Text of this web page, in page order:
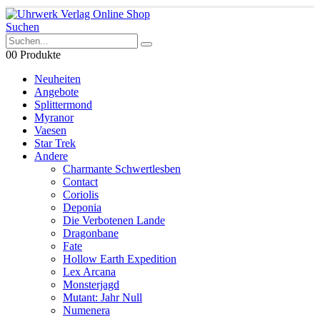
Suchen
00 Produkte
Neuheiten
Angebote
Splittermond
Myranor
Vaesen
Star Trek
Andere
Charmante Schwertlesben
Contact
Coriolis
Deponia
Die Verbotenen Lande
Dragonbane
Fate
Hollow Earth Expedition
Lex Arcana
Monsterjagd
Mutant: Jahr Null
Numenera